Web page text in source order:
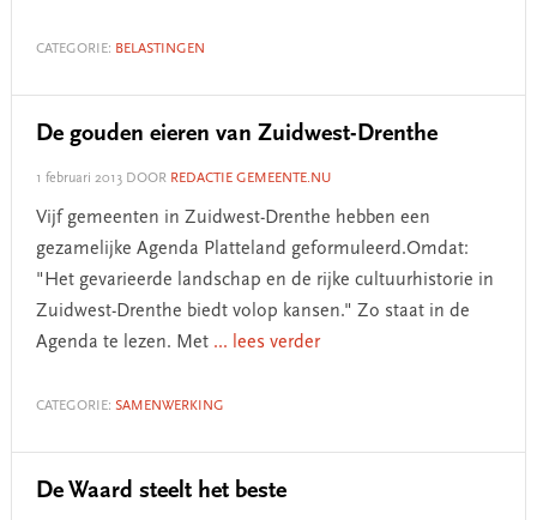
CATEGORIE: BELASTINGEN
De gouden eieren van Zuidwest-Drenthe
1 februari 2013DOOR REDACTIE GEMEENTE.NU
Vijf gemeenten in Zuidwest-Drenthe hebben een
gezamelijke Agenda Platteland geformuleerd.Omdat:
"Het gevarieerde landschap en de rijke cultuurhistorie in
Zuidwest-Drenthe biedt volop kansen." Zo staat in de
Agenda te lezen. Met ... lees verder
CATEGORIE: SAMENWERKING
De Waard steelt het beste